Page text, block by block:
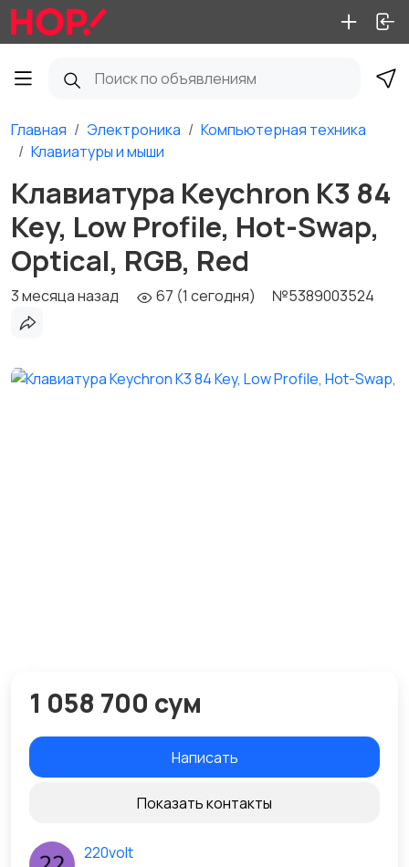
Главная Электроника
Компьютерная техника
Клавиатуры и мыши
Клавиатура Keychron K3 84
Key, Low Profile, Hot-Swap,
Optical, RGB, Red
3 месяца назад 67 (1 сегодня) №5389003524
1 058 700 сум
Написать
Показать контакты
220volt